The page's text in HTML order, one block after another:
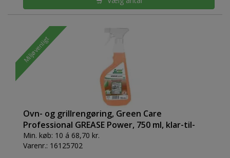
Miljøvenligt
Ovn- og grillrengøring, Green Care
Professional GREASE Power, 750 ml, klar-til-
brug, med farve, uden parfume
Min. køb: 10 á 68,70 kr.
Varenr.: 16125702